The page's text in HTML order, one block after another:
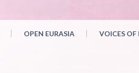
OPEN EURASIA VOICES OF